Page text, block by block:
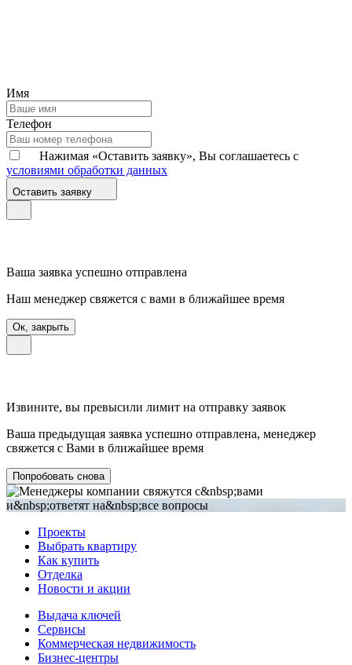
Имя
Телефон
Нажимая «Оставить заявку», Вы соглашаетесь с
условиями обработки данных
Оставить заявку
Ваша заявка успешно отправлена
Наш менеджер свяжется с вами в ближайшее время
Ок, закрыть
Извините, вы превысили лимит на отправку заявок
Ваша предыдущая заявка успешно отправлена, менеджер
свяжется с Вами в ближайшее время
Попробовать снова
Проекты
Выбрать квартиру
Как купить
Отделка
Новости и акции
Выдача ключей
Сервисы
Коммерческая недвижимость
Бизнес-центры